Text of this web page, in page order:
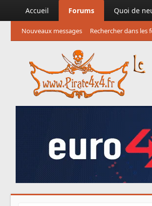
Accueil Forums Quoi de
Nouveaux messages Rechercher dans les